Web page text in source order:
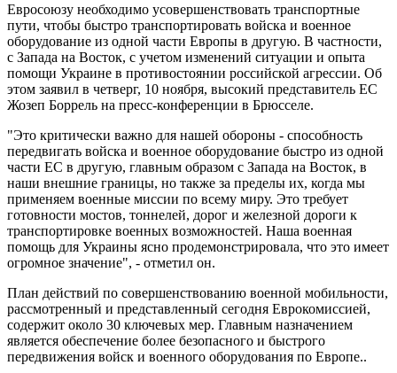
Евросоюзу необходимо усовершенствовать транспортные
пути, чтобы быстро транспортировать войска и военное
оборудование из одной части Европы в другую. В частности,
с Запада на Восток, с учетом изменений ситуации и опыта
помощи Украине в противостоянии российской агрессии. Об
этом заявил в четверг, 10 ноября, высокий представитель ЕС
Жозеп Боррель на пресс-конференции в Брюсселе.
"Это критически важно для нашей обороны - способность
передвигать войска и военное оборудование быстро из одной
части ЕС в другую, главным образом с Запада на Восток, в
наши внешние границы, но также за пределы их, когда мы
применяем военные миссии по всему миру. Это требует
готовности мостов, тоннелей, дорог и железной дороги к
транспортировке военных возможностей. Наша военная
помощь для Украины ясно продемонстрировала, что это имеет
огромное значение", - отметил он.
План действий по совершенствованию военной мобильности,
рассмотренный и представленный сегодня Еврокомиссией,
содержит около 30 ключевых мер. Главным назначением
является обеспечение более безопасного и быстрого
передвижения войск и военного оборудования по Европе..